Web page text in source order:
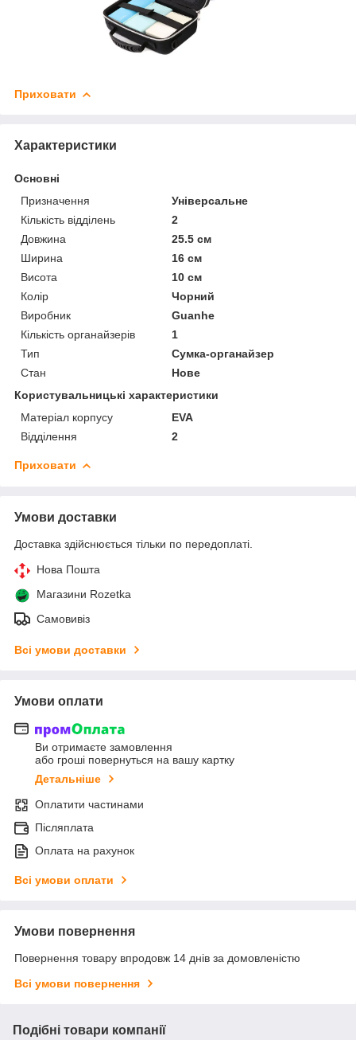
Приховати
Характеристики
Основні
Призначення
Універсальне
Кількість відділень
2
Довжина
25.5 см
Ширина
16 см
Висота
10 см
Колір
Чорний
Виробник
Guanhe
Кількість органайзерів
1
Тип
Сумка-органайзер
Стан
Нове
Користувальницькі характеристики
Матеріал корпусу
EVA
Відділення
2
Приховати
Умови доставки
Доставка здійснюється тільки по передоплаті.
Нова Пошта
Магазини Rozetka
Самовивіз
Всі умови доставки
Умови оплати
Ви отримаєте замовлення
або гроші повернуться на вашу картку
Детальніше
Оплатити частинами
Післяплата
Оплата на рахунок
Всі умови оплати
Умови повернення
Повернення товару впродовж 14 днів за домовленістю
Всі умови повернення
Подібні товари компанії